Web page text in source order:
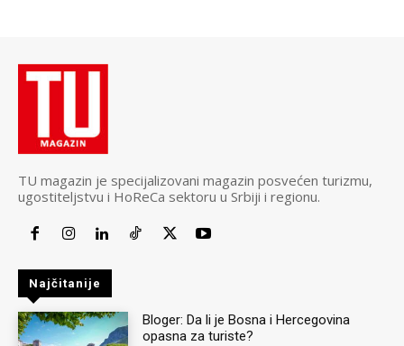
TU magazin je specijalizovani magazin posvećen turizmu,
ugostiteljstvu i HoReCa sektoru u Srbiji i regionu.
Najčitanije
Bloger: Da li je Bosna i Hercegovina
opasna za turiste?